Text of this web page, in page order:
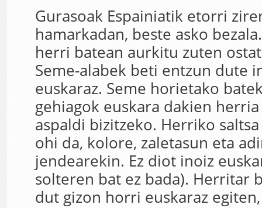
Gurasoak Espainiatik etorri
hamarkadan, beste asko
herri batean aurkitu zuten
Seme-alabek beti entzun dute
euskaraz. Seme horietako
gehiagok euskara dakien
aspaldi bizitzeko. Herriko
ohi da, kolore, zaletasun eta
jendearekin. Ez diot inoiz
solteren bat ez bada). Herritar
dut gizon horri euskaraz